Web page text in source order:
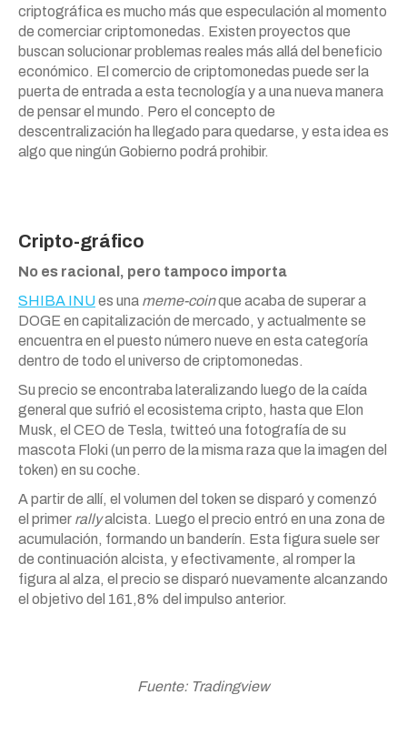
criptográfica es mucho más que especulación al momento
de comerciar criptomonedas. Existen proyectos que
buscan solucionar problemas reales más allá del beneficio
económico. El comercio de criptomonedas puede ser la
puerta de entrada a esta tecnología y a una nueva manera
de pensar el mundo. Pero el concepto de
descentralización ha llegado para quedarse, y esta idea es
algo que ningún Gobierno podrá prohibir.
Cripto-gráfico
No es racional, pero tampoco importa
SHIBA INUes una meme-coinque acaba de superar a
DOGE en capitalización de mercado, y actualmente se
encuentra en el puesto número nueve en esta categoría
dentro de todo el universo de criptomonedas.
Su precio se encontraba lateralizando luego de la caída
general que sufrió el ecosistema cripto, hasta que Elon
Musk, el CEO de Tesla, twitteó una fotografía de su
mascota Floki (un perro de la misma raza que la imagen del
token) en su coche.
A partir de allí, el volumen del token se disparó y comenzó
el primer rallyalcista. Luego el precio entró en una zona de
acumulación, formando un banderín. Esta figura suele ser
de continuación alcista, y efectivamente, al romper la
figura al alza, el precio se disparó nuevamente alcanzando
el objetivo del 161,8% del impulso anterior.
Fuente: Tradingview